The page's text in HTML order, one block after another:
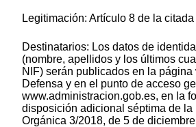
Legitimación: Artículo 8 de la citada
Destinatarios: Los datos de
(nombre, apellidos y los últimos
NIF) serán publicados en la
Defensa y en el punto de acceso
www.administracion.gob.es, en la
disposición adicional séptima de la
Orgánica 3/2018, de 5 de